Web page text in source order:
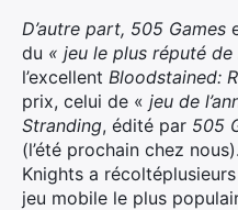
D’autre part, 505 Games
du « jeu le plus réputé de
l’excellent Bloodstained:
prix, celui de « jeu de
Stranding, édité par 505
(l’été prochain chez
Knights a
jeu mobile le plus